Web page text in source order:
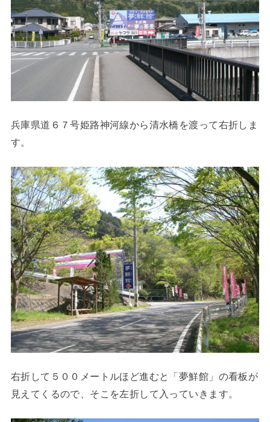
兵庫県道６７号姫路神河線から清水橋を渡って右折しま
す。
右折して５００メートルほど進むと「夢鮮館」の看板が
見えてくるので、そこを左折して入っていきます。